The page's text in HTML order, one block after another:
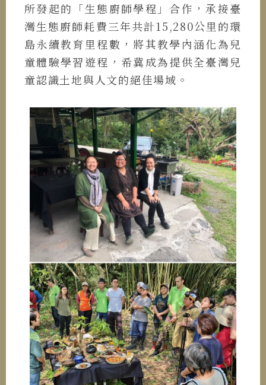
所發起的「生態廚師學程」合作，承接臺
灣生態廚師耗費三年共計15,280公里的環
島永續教育里程數，將其教學內涵化為兒
童體驗學習遊程，希冀成為提供全臺灣兒
童認識土地與人文的絕佳場域。